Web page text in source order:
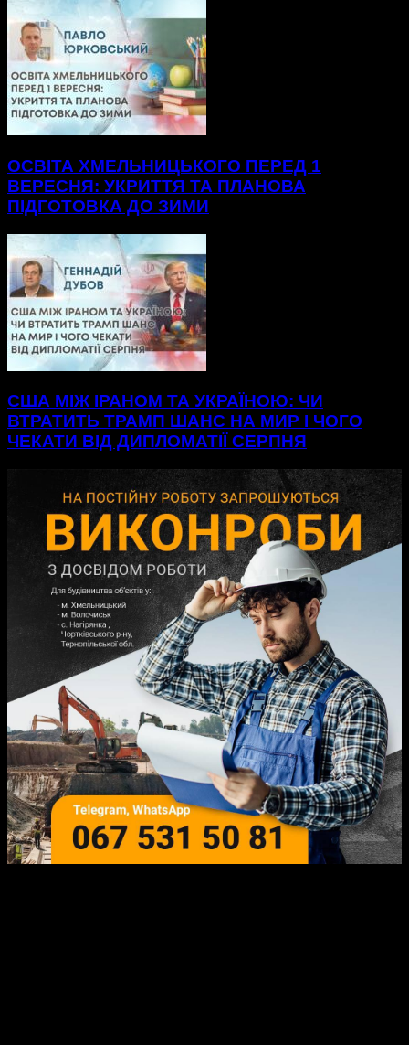
ОСВІТА ХМЕЛЬНИЦЬКОГО ПЕРЕД 1
ВЕРЕСНЯ: УКРИТТЯ ТА ПЛАНОВА
ПІДГОТОВКА ДО ЗИМИ
США МІЖ ІРАНОМ ТА УКРАЇНОЮ: ЧИ
ВТРАТИТЬ ТРАМП ШАНС НА МИР І ЧОГО
ЧЕКАТИ ВІД ДИПЛОМАТІЇ СЕРПНЯ